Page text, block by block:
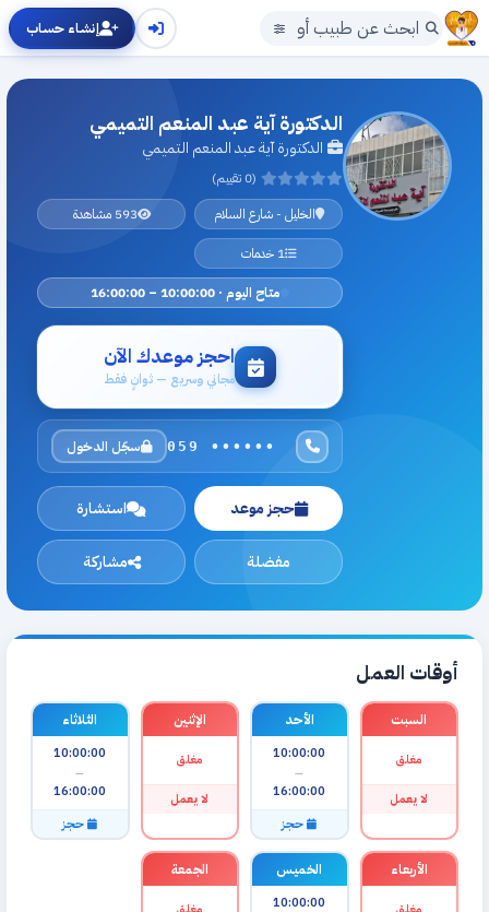
إنشاء حساب
الدكتورة آية عبد المنعم التميمي
الدكتورة آية عبد المنعم التميمي
(0 تقييم)
الخليل - شارع السلام
593 مشاهدة
1 خدمات
متاح اليوم · 10:00:00 – 16:00:00
احجز موعدك الآن
مجاني وسريع — ثوانٍ فقط
059 •••••• سجّل الدخول
حجز موعد استشارة
مفضلة مشاركة
أوقات العمل
السبت
مغلق
لا يعمل
الأحد
10:00:00
—
16:00:00
حجز
الإثنين
مغلق
لا يعمل
الثلاثاء
10:00:00
—
16:00:00
حجز
الأربعاء الخميس
10:00:00
الجمعة